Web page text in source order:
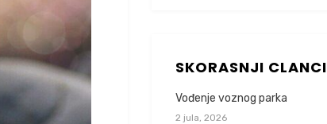
SKORASNJI CLANCI
Vođenje voznog parka
2 jula, 2026